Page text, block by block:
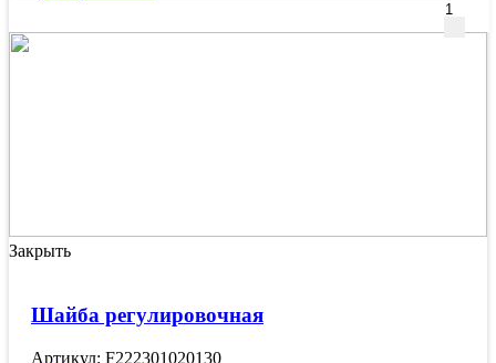
Закрыть
Шайба регулировочная
Артикул: F222301020130